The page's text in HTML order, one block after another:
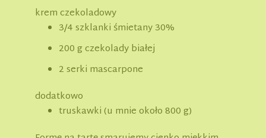
krem czekoladowy
3/4 szklanki śmietany 30%
200 g czekolady białej
2 serki mascarpone
dodatkowo
truskawki (u mnie około 800 g)